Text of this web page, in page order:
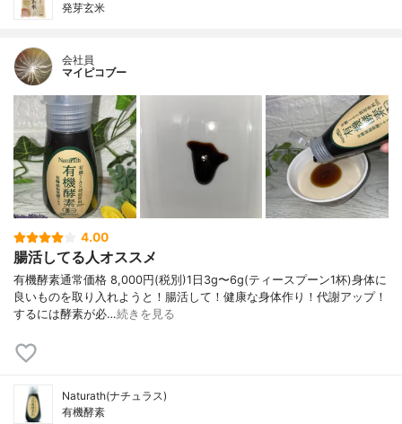
発芽玄米
会社員
マイピコブー
4.00
腸活してる人オススメ
有機酵素通常価格 8,000円(税別)1日3g〜6g(ティースプーン1杯)身体に
良いものを取り入れようと！腸活して！健康な身体作り！代謝アップ！
するには酵素が必…続きを見る
Naturath(ナチュラス)
有機酵素